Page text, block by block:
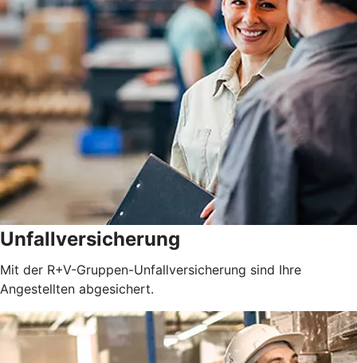
Unfallversicherung
Mit der R+V-Gruppen-Unfallversicherung sind Ihre
Angestellten abgesichert.